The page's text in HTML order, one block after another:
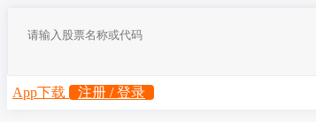
App下载 注册 / 登录